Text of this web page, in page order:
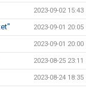
2023-09-02 15:43
2023-09-01 20:05
2023-09-01 20:00
2023-08-25 23:11
2023-08-24 18:35